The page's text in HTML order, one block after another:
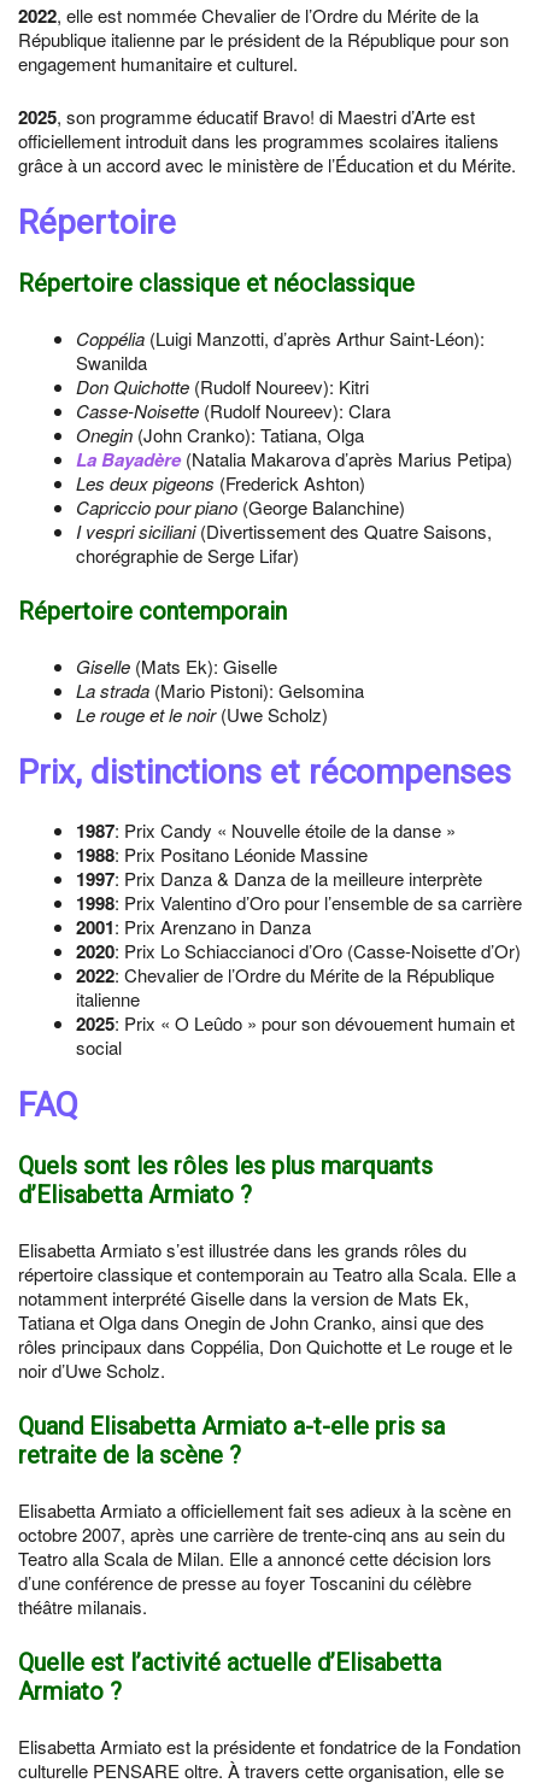
2022, elle est nommée Chevalier de l’Ordre du Mérite de la
République italienne par le président de la République pour son
engagement humanitaire et culturel.
2025, son programme éducatif Bravo! di Maestri d’Arte est
officiellement introduit dans les programmes scolaires italiens
grâce à un accord avec le ministère de l’Éducation et du Mérite.
Répertoire
Répertoire classique et néoclassique
Coppélia (Luigi Manzotti, d’après Arthur Saint-Léon):
Swanilda
Don Quichotte (Rudolf Noureev): Kitri
Casse-Noisette (Rudolf Noureev): Clara
Onegin (John Cranko): Tatiana, Olga
La Bayadère(Natalia Makarova d’après Marius Petipa)
Les deux pigeons (Frederick Ashton)
Capriccio pour piano (George Balanchine)
I vespri siciliani(Divertissement des Quatre Saisons,
chorégraphie de Serge Lifar)
Répertoire contemporain
Giselle (Mats Ek): Giselle
La strada (Mario Pistoni): Gelsomina
Le rouge et le noir(Uwe Scholz)
Prix, distinctions et récompenses
1987: Prix Candy « Nouvelle étoile de la danse »
1988: Prix Positano Léonide Massine
1997: Prix Danza & Danza de la meilleure interprète
1998: Prix Valentino d’Oro pour l’ensemble de sa carrière
2001: Prix Arenzano in Danza
2020: Prix Lo Schiaccianoci d’Oro (Casse-Noisette d’Or)
2022: Chevalier de l’Ordre du Mérite de la République
italienne
2025: Prix « O Leûdo » pour son dévouement humain et
social
FAQ
Quels sont les rôles les plus marquants
d’Elisabetta Armiato ?
Elisabetta Armiato s’est illustrée dans les grands rôles du
répertoire classique et contemporain au Teatro alla Scala. Elle a
notamment interprété Giselle dans la version de Mats Ek,
Tatiana et Olga dans Onegin de John Cranko, ainsi que des
rôles principaux dans Coppélia, Don Quichotte et Le rouge et le
noir d’Uwe Scholz.
Quand Elisabetta Armiato a-t-elle pris sa
retraite de la scène ?
Elisabetta Armiato a officiellement fait ses adieux à la scène en
octobre 2007, après une carrière de trente-cinq ans au sein du
Teatro alla Scala de Milan. Elle a annoncé cette décision lors
d’une conférence de presse au foyer Toscanini du célèbre
théâtre milanais.
Quelle est l’activité actuelle d’Elisabetta
Armiato ?
Elisabetta Armiato est la présidente et fondatrice de la Fondation
culturelle PENSARE oltre. À travers cette organisation, elle se